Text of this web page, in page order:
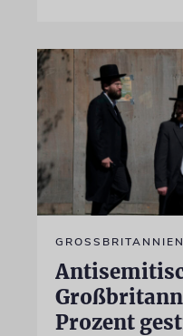
GROSSBRITANNIEN
Prozent